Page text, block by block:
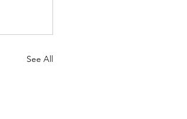
See All